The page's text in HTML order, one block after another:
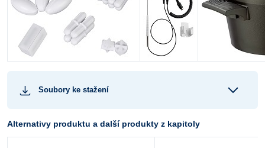
Soubory ke stažení
Alternativy produktu a další produkty z kapitoly